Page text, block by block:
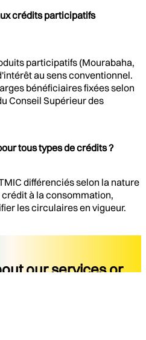
crédits participatifs
participatifs (Mourabaha,
au sens conventionnel.
bénéficiaires fixées selon
Conseil Supérieur des
tous types de crédits ?
différenciés selon la nature
à la consommation,
les circulaires en vigueur.
our services or